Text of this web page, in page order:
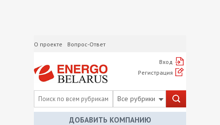
О проекте Вопрос-Ответ
Вход
Регистрация
Все рубрики
ДОБАВИТЬ КОМПАНИЮ